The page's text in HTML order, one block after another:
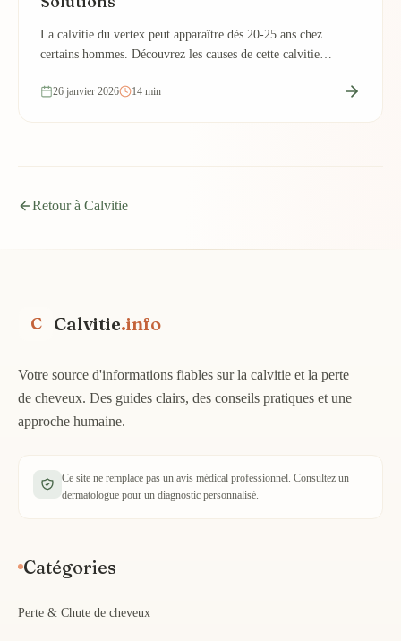
La calvitie du vertex peut apparaître dès 20-25 ans chez
certains hommes. Découvrez les causes de cette calvitie
26 janvier 2026 14 min
Retour à Calvitie
C Calvitie.info
Votre source d'informations fiables sur la calvitie et la perte
de cheveux. Des guides clairs, des conseils pratiques et une
approche humaine.
Ce site ne remplace pas un avis médical professionnel. Consultez un
dermatologue pour un diagnostic personnalisé.
Catégories
Perte & Chute de cheveux